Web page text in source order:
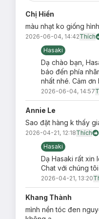
Dạng bọt dễ
Màu nhuộm
Sản phẩm cho
Không chứa
Hướng dẫn bảo
Để nơi khô ráo.
Tránh nhiệt độ
Tránh xa tầm tay
Lưu ý:
Bạn có phát
Chị Hiền
màu nhạt ko giống
2026-06-04, 14:42Thích
Hasaki
Dạ chào bạn,
báo đến phía
nhất nhé. Cảm
2026-06-04, 14:57
Annie Le
Sao đặt hàng k thấy
2026-04-21, 12:18Thích
Hasaki
Dạ Hasaki rất xin
Chat với chúng
2026-04-21, 13:20
Khang Thành
mình nền tóc đen